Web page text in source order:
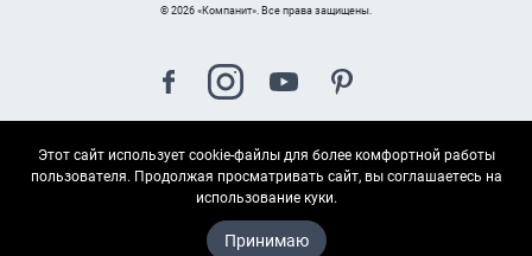
© 2026 «Компанит». Все права защищены.
Этот сайт использует cookie-файлы для более комфортной работы
пользователя. Продолжая просматривать сайт, вы соглашаетесь на
использование куки.
Принимаю